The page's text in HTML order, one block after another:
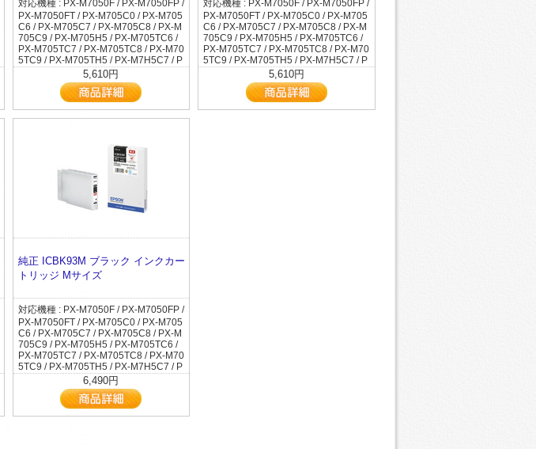
対応機種 : PX-M7050F / PX-M7050FP /
PX-M7050FT / PX-M705C0 / PX-M705
C6 / PX-M705C7 / PX-M705C8 / PX-M
705C9 / PX-M705H5 / PX-M705TC6 /
PX-M705TC7 / PX-M705TC8 / PX-M70
5TC9 / PX-M705TH5 / PX-M7H5C7 / P
X-M7H5C8 / PX-M7H5C9 / PX-M7TH5
C7 / PX-M7TH5C8 / PX-M7TH5C9 / PX
-M860F / PX-M86C8 / PX-S7050 / PX-
S7050PS / PX-S705C6 / PX-S705C7 /
PX-S705C8 / PX-S705C9 / PX-S705H
5,610円
対応機種 : PX-M7050F / PX-M7050FP /
PX-M7050FT / PX-M705C0 / PX-M705
C6 / PX-M705C7 / PX-M705C8 / PX-M
705C9 / PX-M705H5 / PX-M705TC6 /
PX-M705TC7 / PX-M705TC8 / PX-M70
5TC9 / PX-M705TH5 / PX-M7H5C7 / P
X-M7H5C8 / PX-M7H5C9 / PX-M7TH5
C7 / PX-M7TH5C8 / PX-M7TH5C9 / PX
-M860F / PX-M86C8 / PX-S7050 / PX-
S7050PS / PX-S705C6 / PX-S705C7 /
5,610円
純正 ICBK93M ブラック インクカー
トリッジ Mサイズ
対応機種 : PX-M7050F / PX-M7050FP /
PX-M7050FT / PX-M705C0 / PX-M705
C6 / PX-M705C7 / PX-M705C8 / PX-M
705C9 / PX-M705H5 / PX-M705TC6 /
PX-M705TC7 / PX-M705TC8 / PX-M70
5TC9 / PX-M705TH5 / PX-M7H5C7 / P
X-M7H5C8 / PX-M7H5C9 / PX-M7TH5
C7 / PX-M7TH5C8 / PX-M7TH5C9 / PX
-M860F / PX-M86C8 / PX-S7050 / PX-
S7050PS / PX-S705C6 / PX-S705C7 /
6,490円